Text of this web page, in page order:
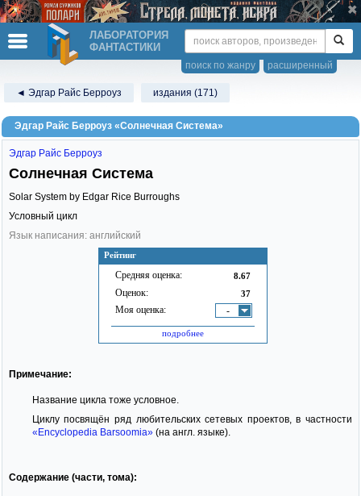
ЛАБОРАТОРИЯ
ФАНТАСТИКИ
расширенный
поиск по жанру
◄ Эдгар Райс Берроуз издания (171)
Эдгар Райс Берроуз «Солнечная Система»
Рейтинг
Средняя оценка: 8.67
Оценок: 37
Моя оценка: -
подробнее
Эдгар Райс Берроуз
Солнечная Система
Solar System by Edgar Rice Burroughs
Условный цикл
Язык написания: английский
Примечание:
Название цикла тоже условное.
Циклу посвящён ряд любительских сетевых проектов, в частности
«Encyclopedia Barsoomia»(на англ. языке).
Содержание (части, тома):